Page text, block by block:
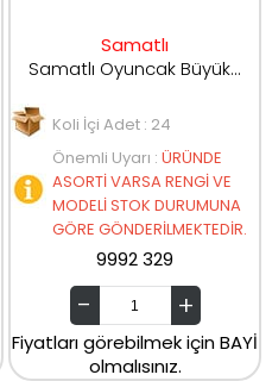
Samatlı
Samatlı Oyuncak Büyük Blender Seti J619
Koli İçi Adet : 24
Önemli Uyarı : ÜRÜNDE
ASORTİ VARSA RENGİ VE
MODELİ STOK DURUMUNA
GÖRE GÖNDERİLMEKTEDİR.
9992 329
Fiyatları görebilmek için BAYİ
olmalısınız.